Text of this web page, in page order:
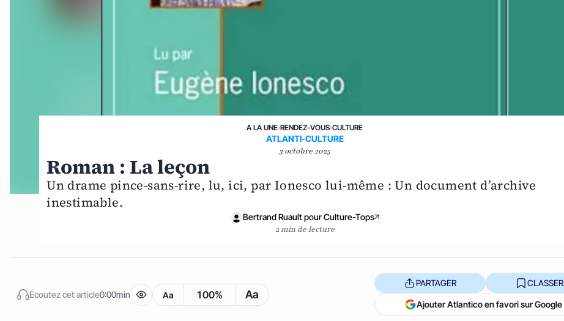
A LA UNE›RENDEZ-VOUS›CULTURE
ATLANTI-CULTURE
3 octobre 2025
Roman : La leçon
Un drame pince-sans-rire, lu, ici, par Ionesco lui-même : Un document d’archive
inestimable.
Bertrand Ruault pour Culture-Tops
2 min de lecture
Écoutez cet article0:00min Aa 100% Aa
PARTAGER CLASSER
Ajouter Atlantico en favori sur Google